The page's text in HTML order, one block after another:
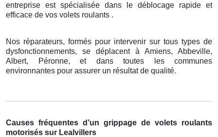
entreprise est spécialisée dans le déblocage rapide et
efficace de vos volets roulants .
Nos réparateurs, formés pour intervenir sur tous types de
dysfonctionnements, se déplacent à Amiens, Abbeville,
Albert, Péronne, et dans toutes les communes
environnantes pour assurer un résultat de qualité.
Causes fréquentes d’un grippage de volets roulants
motorisés sur Lealvillers